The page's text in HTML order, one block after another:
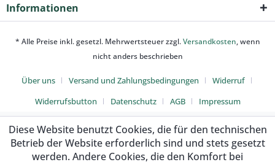
Informationen
* Alle Preise inkl. gesetzl. Mehrwertsteuer zzgl.Versandkosten, wenn
nicht anders beschrieben
Über uns Versand und Zahlungsbedingungen
Widerruf
Widerrufsbutton
Datenschutz AGB Impressum
Diese Website benutzt Cookies, die für den technischen
Betrieb der Website erforderlich sind und stets gesetzt
werden. Andere Cookies, die den Komfort bei